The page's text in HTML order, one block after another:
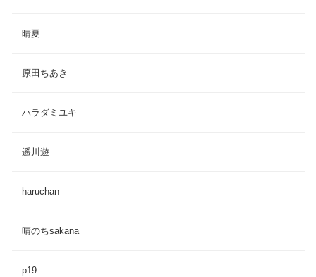
晴夏
原田ちあき
ハラダミユキ
遥川遊
haruchan
晴のちsakana
p19